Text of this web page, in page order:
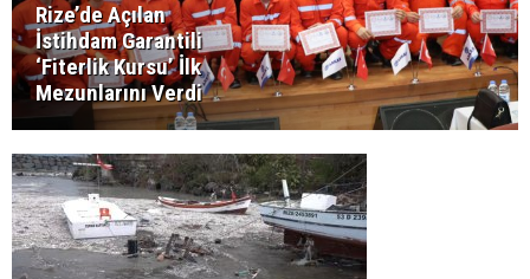
Rize’de Açılan
İstihdam Garantili
‘Fiterlik Kursu’ İlk
Mezunlarını Verdi